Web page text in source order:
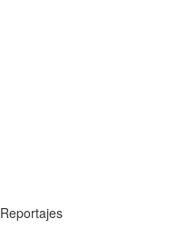
Reportajes